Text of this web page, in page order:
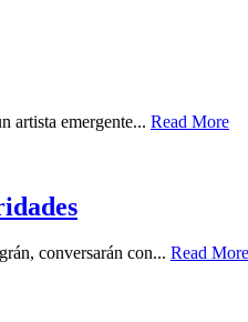
artista emergente... Read More
conversarán con... Read More